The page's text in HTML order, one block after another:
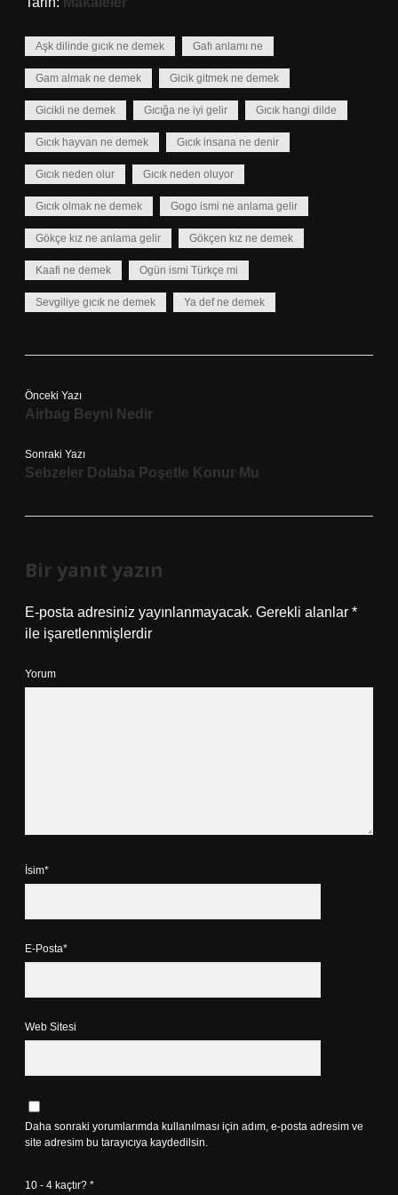
Aşk dilinde gıcık ne demek Gafı anlamı ne
Gam almak ne demek Gicik gitmek ne demek
Gicikli ne demek Gıcığa ne iyi gelir Gıcık hangi dilde
Gıcık hayvan ne demek Gıcık insana ne denir
Gıcık neden olur Gıcık neden oluyor
Gıcık olmak ne demek Gogo ismi ne anlama gelir
Gökçe kız ne anlama gelir Gökçen kız ne demek
Kaafi ne demek Ogün ismi Türkçe mi
Sevgiliye gıcık ne demek Ya def ne demek
Önceki Yazı
Airbag Beyni Nedir
Sonraki Yazı
Sebzeler Dolaba Poşetle Konur Mu
Bir yanıt yazın
E-posta adresiniz yayınlanmayacak. Gerekli alanlar *
ile işaretlenmişlerdir
Yorum
İsim*
E-Posta*
Web Sitesi
Daha sonraki yorumlarımda kullanılması için adım, e-posta adresim ve
site adresim bu tarayıcıya kaydedilsin.
10 - 4 kaçtır? *